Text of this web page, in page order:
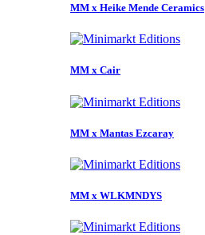
MM x Heike Mende Ceramics
MM x Cair
MM x Mantas Ezcaray
MM x WLKMNDYS